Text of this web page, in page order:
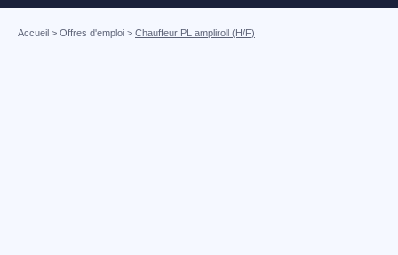
Accueil > Offres d'emploi > Chauffeur PL ampliroll (H/F)